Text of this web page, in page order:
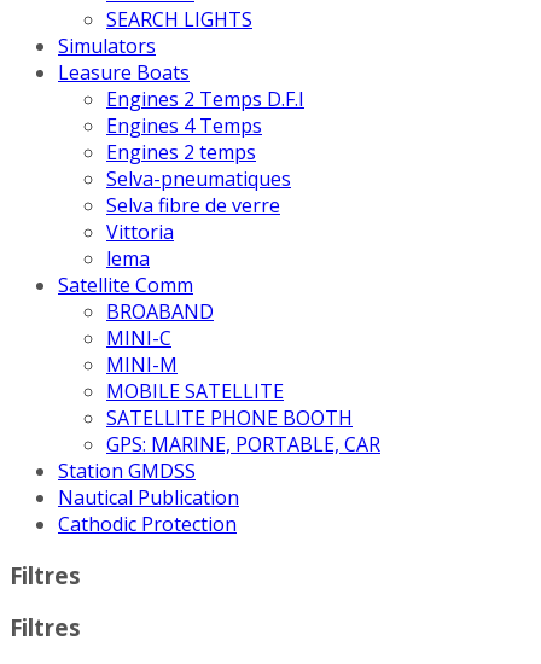
SEARCH LIGHTS
Simulators
Leasure Boats
Engines 2 Temps D.F.I
Engines 4 Temps
Engines 2 temps
Selva-pneumatiques
Selva fibre de verre
Vittoria
lema
Satellite Comm
BROABAND
MINI-C
MINI-M
MOBILE SATELLITE
SATELLITE PHONE BOOTH
GPS: MARINE, PORTABLE, CAR
Station GMDSS
Nautical Publication
Cathodic Protection
Filtres
Filtres